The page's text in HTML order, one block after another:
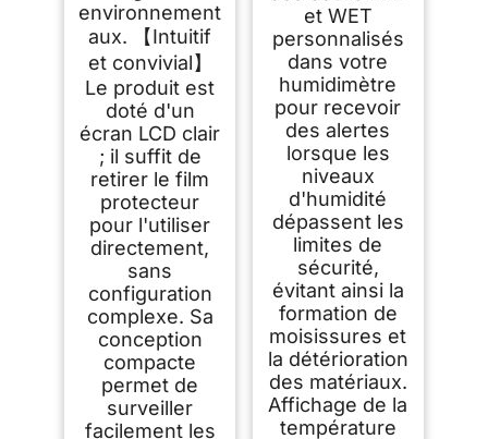
environnement
aux. 【Intuitif
et convivial】
Le produit est
doté d'un
écran LCD clair
; il suffit de
retirer le film
protecteur
pour l'utiliser
directement,
sans
configuration
complexe. Sa
conception
compacte
permet de
surveiller
facilement les
et WET
personnalisés
dans votre
humidimètre
pour recevoir
des alertes
lorsque les
niveaux
d'humidité
dépassent les
limites de
sécurité,
évitant ainsi la
formation de
moisissures et
la détérioration
des matériaux.
Affichage de la
température